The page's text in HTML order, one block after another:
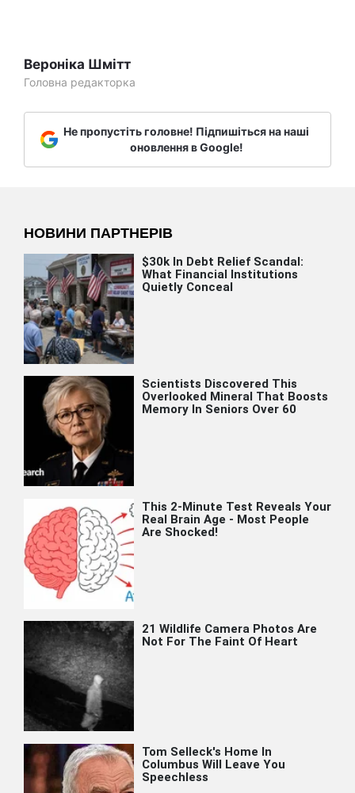
Вероніка Шмітт
Головна редакторка
Не пропустіть головне! Підпишіться на наші
оновлення в Google!